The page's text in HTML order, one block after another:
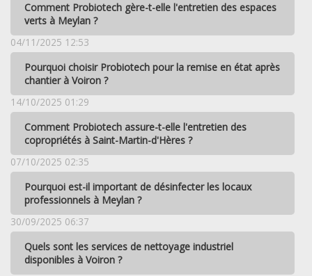
Comment Probiotech gère-t-elle l'entretien des espaces
verts à Meylan ?
04/11/2025 12:53
Pourquoi choisir Probiotech pour la remise en état après
chantier à Voiron ?
14/10/2025 01:29
Comment Probiotech assure-t-elle l'entretien des
copropriétés à Saint-Martin-d'Hères ?
07/10/2025 02:35
Pourquoi est-il important de désinfecter les locaux
professionnels à Meylan ?
30/09/2025 06:37
Quels sont les services de nettoyage industriel
disponibles à Voiron ?